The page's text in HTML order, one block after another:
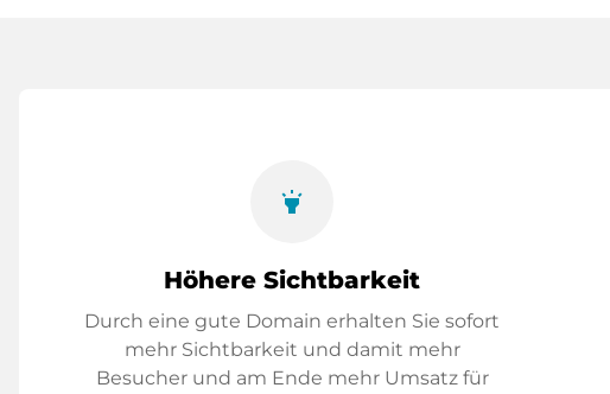
highlight
Höhere Sichtbarkeit
Durch eine gute Domain erhalten Sie sofort
mehr Sichtbarkeit und damit mehr
Besucher und am Ende mehr Umsatz für